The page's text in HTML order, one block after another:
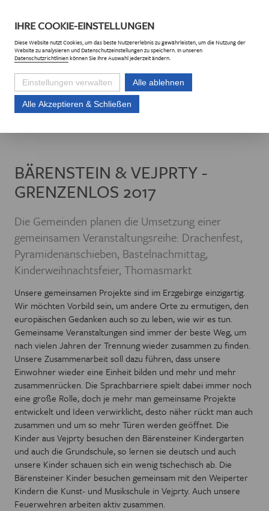
Euroregion Erzgebirge e.V. Projekte
BÄRENSTEIN & VEJPRTY -
GRENZENLOS 2017
Die Gemeinden planen die Umsetzung einer
gemeinsamen Veranstaltungsreihe: Drachenfest,
Pyramidenanschieben, Bastelnachmittag,
Kinderweihnachtsfeier, Thomasmarkt
Unsere gemeinsamen Projekte sind im Erzgebirge einzigartig.
Wir möchten Vorbild sein, um andere Orte zu ermutigen, den
europäischen Gedanken auch so zu leben, wie wir es tun.
Gemeinsame Veranstaltungen sind immer der beste Weg, um
nach vielen Jahren der Trennung wieder zusammen zu finden.
Unsere Zusammenarbeit soll dazu führen, dass unsere
Einwohner wieder eine Einheit bilden und mehr und mehr
zusammenrücken. Die Sprachbarriere spielt dabei immer noch
eine große Rolle, doch je mehr man gemeinsame Projekte
entwickelt und Ideen verwirklicht, desto näher rückt man auch
zusammen und um so mehr Türen werden geöffnet. Die
Kinder aus Vejprty besuchen den Bärensteiner Kindergarten
und auch die Grundschule, so lernen sie deutsch und auch
unsere Kinder schauen sich ein wenig tschechisch ab. Die
Bärensteiner Kinder besuchen gemeinsam mit den Weiperter
Kindern die Kunst- und Musikschule in Vejprty. Auch unsere
Feuerwehren arbeiten aktiv zusammen.
IHRECOOKIE-EINSTELLUNGEN
DieseWebsitenutzt Cookies, um das beste Nutzererlebnis zu gewährleisten, um die Nutzung der
Websitezu analysieren und Datenschutzeinstellungen zu speichern. In unseren
Datenschutzrichtlinienkönnen Sie Ihre Auswahl jederzeit ändern.
Einstellungen verwalten Alle ablehnen
Alle Akzeptieren & Schließen